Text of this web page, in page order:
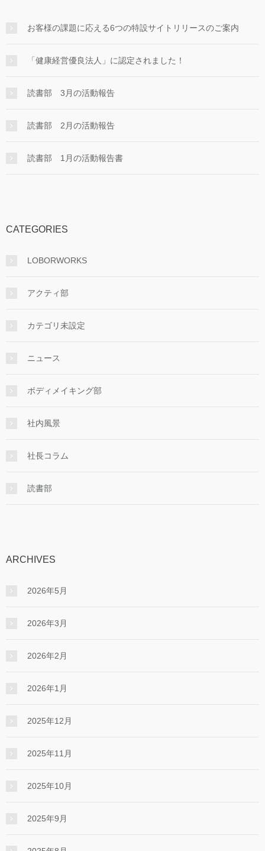
お客様の課題に応える6つの特設サイトリリースのご案内
「健康経営優良法人」に認定されました！
読書部 3月の活動報告
読書部 2月の活動報告
読書部 1月の活動報告書
CATEGORIES
LOBORWORKS
アクティ部
カテゴリ未設定
ニュース
ボディメイキング部
社内風景
社長コラム
読書部
ARCHIVES
2026年5月
2026年3月
2026年2月
2026年1月
2025年12月
2025年11月
2025年10月
2025年9月